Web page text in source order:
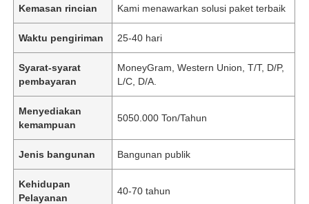
Kemasan rincian Kami menawarkan solusi paket terbaik
Waktu pengiriman 25-40 hari
Syarat-syarat
pembayaran
MoneyGram, Western Union, T/T, D/P,
L/C, D/A.
Menyediakan
kemampuan
5050.000 Ton/Tahun
Jenis bangunan Bangunan publik
Kehidupan
Pelayanan
40-70 tahun